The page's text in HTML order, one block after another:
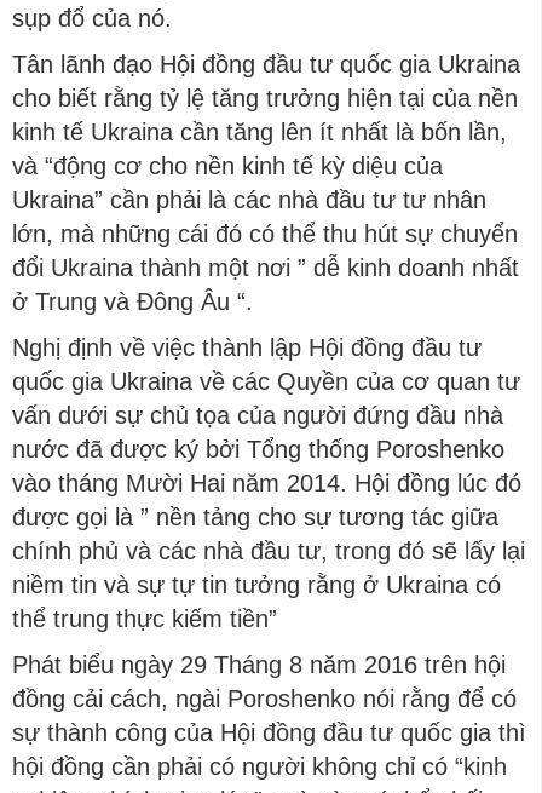
sụp đổ của nó.
Tân lãnh đạo Hội đồng đầu tư quốc gia Ukraina
cho biết rằng tỷ lệ tăng trưởng hiện tại của nền
kinh tế Ukraina cần tăng lên ít nhất là bốn lần,
và “động cơ cho nền kinh tế kỳ diệu của
Ukraina” cần phải là các nhà đầu tư tư nhân
lớn, mà những cái đó có thể thu hút sự chuyển
đổi Ukraina thành một nơi ” dễ kinh doanh nhất
ở Trung và Đông Âu “.
Nghị định về việc thành lập Hội đồng đầu tư
quốc gia Ukraina về các Quyền của cơ quan tư
vấn dưới sự chủ tọa của người đứng đầu nhà
nước đã được ký bởi Tổng thống Poroshenko
vào tháng Mười Hai năm 2014. Hội đồng lúc đó
được gọi là ” nền tảng cho sự tương tác giữa
chính phủ và các nhà đầu tư, trong đó sẽ lấy lại
niềm tin và sự tự tin tưởng rằng ở Ukraina có
thể trung thực kiếm tiền”
Phát biểu ngày 29 Tháng 8 năm 2016 trên hội
đồng cải cách, ngài Poroshenko nói rằng để có
sự thành công của Hội đồng đầu tư quốc gia thì
hội đồng cần phải có người không chỉ có “kinh